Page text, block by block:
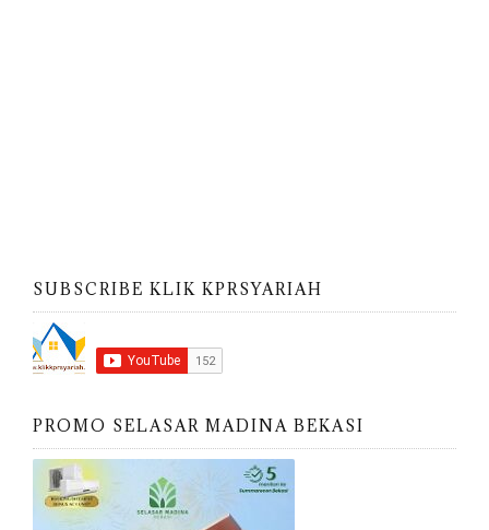
SUBSCRIBE KLIK KPRSYARIAH
PROMO SELASAR MADINA BEKASI